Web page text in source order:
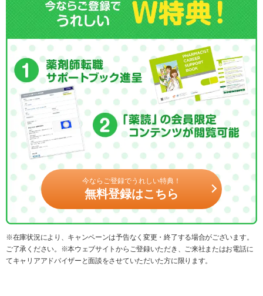
今ならご登録でうれしい特典！
無料登録はこちら
※在庫状況により、キャンペーンは予告なく変更・終了する場合がございます。
ご了承ください。※本ウェブサイトからご登録いただき、ご来社またはお電話に
てキャリアアドバイザーと面談をさせていただいた方に限ります。